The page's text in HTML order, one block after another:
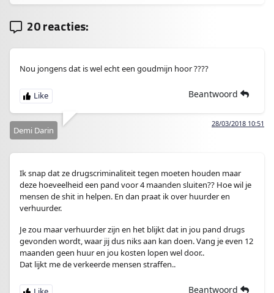
20 reacties:
Nou jongens dat is wel echt een goudmijn hoor ????
Beantwoord
28/03/2018 10:51
Demi Darin
Ik snap dat ze drugscriminaliteit tegen moeten houden maar
deze hoeveelheid een pand voor 4 maanden sluiten?? Hoe wil je
mensen de shit in helpen. En dan praat ik over huurder en
verhuurder.
Je zou maar verhuurder zijn en het blijkt dat in jou pand drugs
gevonden wordt, waar jij dus niks aan kan doen. Vang je even 12
maanden geen huur en jou kosten lopen wel door..
Dat lijkt me de verkeerde mensen straffen..
Beantwoord